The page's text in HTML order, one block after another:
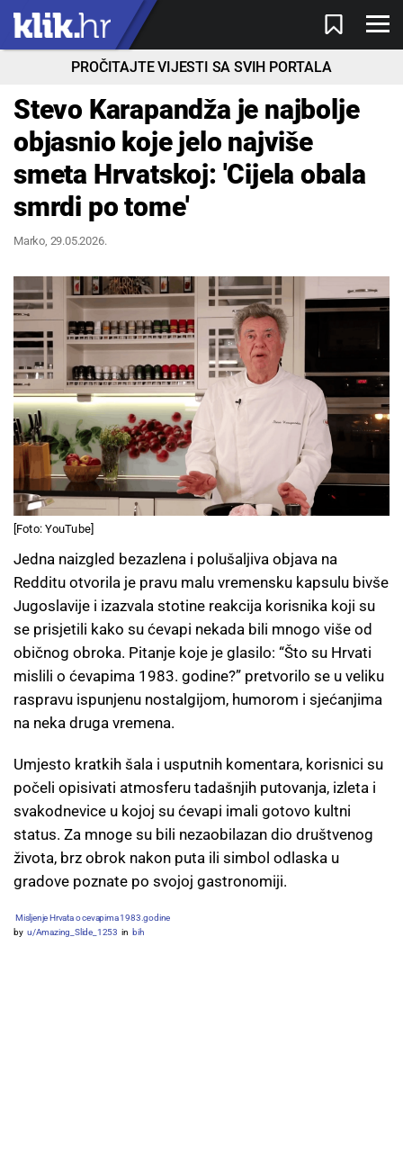
PROČITAJTE VIJESTI SA SVIH PORTALA
Stevo Karapandža je najbolje
objasnio koje jelo najviše
smeta Hrvatskoj: 'Cijela obala
smrdi po tome'
Marko, 29.05.2026.
[Foto: YouTube]
Jedna naizgled bezazlena i polušaljiva objava na
Redditu otvorila je pravu malu vremensku kapsulu bivše
Jugoslavije i izazvala stotine reakcija korisnika koji su
se prisjetili kako su ćevapi nekada bili mnogo više od
običnog obroka. Pitanje koje je glasilo: “Što su Hrvati
mislili o ćevapima 1983. godine?” pretvorilo se u veliku
raspravu ispunjenu nostalgijom, humorom i sjećanjima
na neka druga vremena.
Umjesto kratkih šala i usputnih komentara, korisnici su
počeli opisivati atmosferu tadašnjih putovanja, izleta i
svakodnevice u kojoj su ćevapi imali gotovo kultni
status. Za mnoge su bili nezaobilazan dio društvenog
života, brz obrok nakon puta ili simbol odlaska u
gradove poznate po svojoj gastronomiji.
Misljenje Hrvata o cevapima 1983.godine
by u/Amazing_Slide_1253 in bih